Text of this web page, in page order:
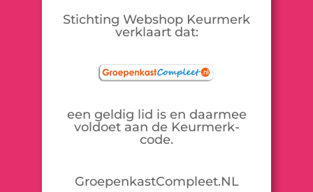
Stichting Webshop Keurmerk
verklaart dat:
een geldig lid is en daarmee
voldoet aan de Keurmerk-
code.
GroepenkastCompleet.NL